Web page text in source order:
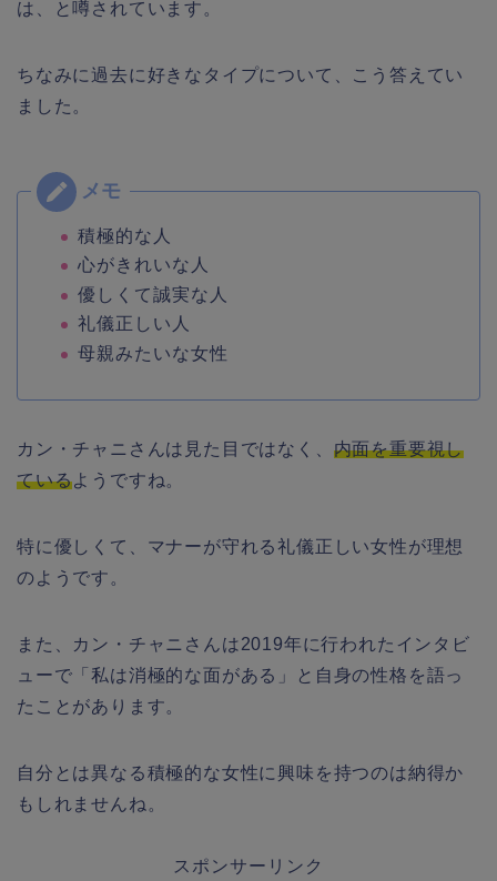
は、と噂されています。
ちなみに過去に好きなタイプについて、こう答えてい
ました。
積極的な人
心がきれいな人
優しくて誠実な人
礼儀正しい人
母親みたいな女性
カン・チャニさんは見た目ではなく、 内面を重要視し
ているようですね。
特に優しくて、マナーが守れる礼儀正しい女性が理想
のようです。
また、カン・チャニさんは2019年に行われたインタビ
ューで「私は消極的な面がある」と自身の性格を語っ
たことがあります。
自分とは異なる積極的な女性に興味を持つのは納得か
もしれませんね。
スポンサーリンク